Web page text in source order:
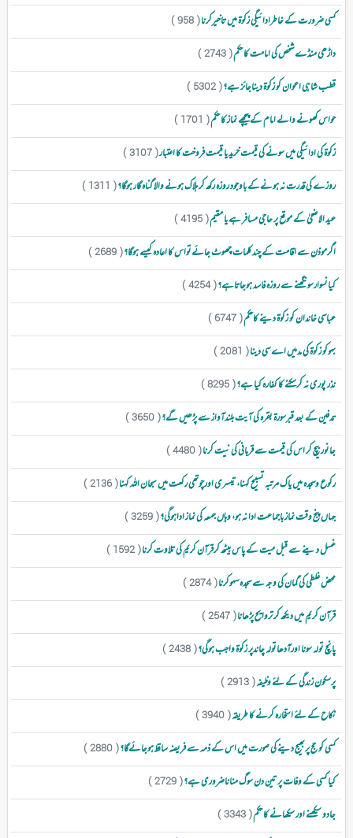
کسی ضرورت کے خاطرادائیگی زکوۃ میں تاخیرکرنا( 958 )
داڑھی منڈے شخص کی امامت کا حکم( 2743 )
قطب شاہی اعوان کو زکوۃ دیناجائز ہے؟( 5302 )
حواس کھونے والے امام کے پیچھے نماز کا حکم( 1701 )
زکوۃ کی ادائیگی میں سونے کی قیمت خرید یا قیمت فروخت کا اعتبار( 3107 )
روزے کی قدرت نہ ہونےکے باوجود روزہ رکھ کر ہلاک ہونے والا گناہ گار ہوگا؟( 1311 )
عید الاضحیٰ کے موقع پر حاجی مسافر ہے یا مقیم( 4195 )
اگرموذن سے اقامت کے چندکلمات چھوٹ جائےتواس کا اعادہ کیسے ہوگا؟( 2689 )
کیانسوارسونگھنے سے روزہ فاسد ہوجاتاہے؟( 4254 )
عباسی خاندان کو زکوۃ دینے کاحکم( 6747 )
بہوکو زکوۃ کی مدمیں اے سی دینا( 2081 )
نذر پوری نہ کرسکنے کا کفارہ کیا ہے؟( 8295 )
تدفین کے بعد قبرسورۃ بقرہ کی آیت بلندآواز سے پڑھیں گے؟( 3650 )
جانور بیچ کر اس کی قیمت سے قربانی کی نیت کرنا( 4480 )
رکوع وسجدہ میں یاک مرتبہ تسبیح کہنا، تیسری اورچوتھی رکعت میں سبحان اللہ کہنا( 2136 )
جہاں پنج وقت نماز باجماعت ادا نہ ہو، وہاں جمعہ کی نماز اداہوگی؟( 3259 )
غسل د ینے سے قبل میت کے پاس بیٹھ کرقرآن کریم کی تلاوت کرنا( 1592 )
محض غلطی کی گمان کی وجہ سے سجدہ سہوکرنا( 2874 )
قرآن کریم میں دیکھ کر تروایح پڑھانا( 2547 )
پانچ تولہ سونا اورآدھاتولہ چاندپر زکوۃ واجب ہوگی؟( 2438 )
پرسکون زندگی کے لئے وظیفہ( 2913 )
نکاح کے لئے استخارہ کرنے کا طریقہ( 3940 )
کسی کو حج پربھیج دینے کی صورت میں اس کے ذمہ سے فریضہ ساقط ہوجائےگا؟( 2880 )
کیا کسی کے وفات پر تین دن سوگ مناناضروری ہے؟( 2729 )
جادو سیکھنے اور سیکھانے کا حکم( 3343 )